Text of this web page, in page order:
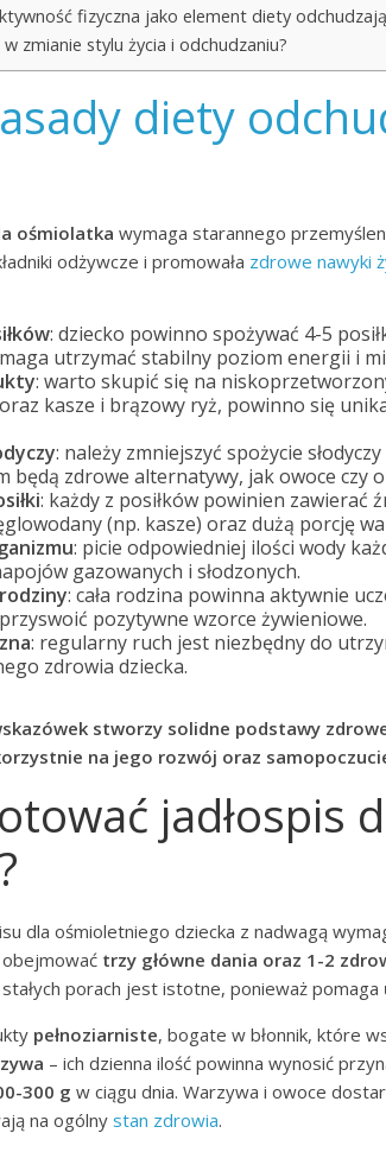
fizyczna jako element diety
zmianie stylu życia i odchudzaniu?
diety
ośmiolatka wymaga starannego
odżywcze i promowała zdrowe nawyki
: dziecko powinno spożywać 4-5
utrzymać stabilny poziom energii i
: warto skupić się na
kasze i brązowy ryż, powinno się
: należy zmniejszyć spożycie
będą zdrowe alternatywy, jak owoce czy
: każdy z posiłków powinien zawierać
(np. kasze) oraz dużą porcję
: picie odpowiedniej ilości wody
gazowanych i słodzonych.
: cała rodzina powinna aktywnie
pozytywne wzorce żywieniowe.
: regularny ruch jest niezbędny do
zdrowia dziecka.
stworzy solidne podstawy
na jego rozwój oraz
jadłospis
dla ośmioletniego dziecka z nadwagą
obejmować trzy główne dania oraz 1-2
porach jest istotne, ponieważ pomaga
pełnoziarniste, bogate w błonnik, które
– ich dzienna ilość powinna wynosić
300 g w ciągu dnia. Warzywa i owoce
na ogólnystan zdrowia.